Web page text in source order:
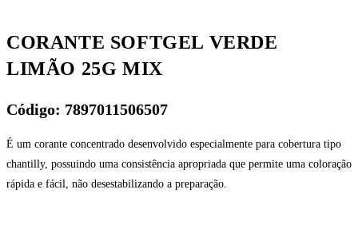
CORANTE SOFTGEL VERDE
LIMÃO 25G MIX
Código: 7897011506507
É um corante concentrado desenvolvido especialmente para cobertura tipo
chantilly, possuindo uma consistência apropriada que permite uma coloração
rápida e fácil, não desestabilizando a preparação.